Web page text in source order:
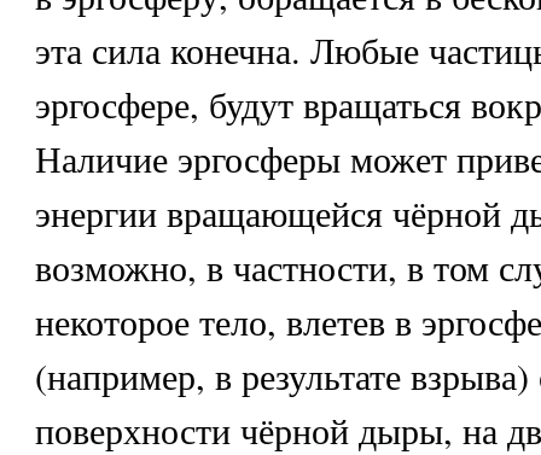
эта сила конечна. Любые
эргосфере, будут вращаться
Наличие эргосферы может
энергии вращающейся чёрной
возможно, в частности, в том
некоторое тело, влетев в
(например, в результате взрыва)
поверхности чёрной дыры, на